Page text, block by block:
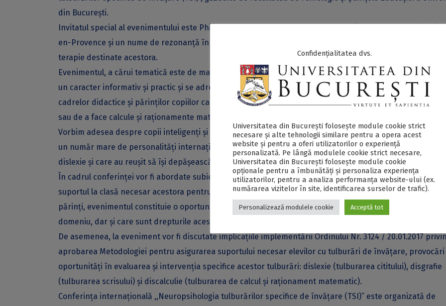
din București.
Invitatul special al evenimentului este Philippe Roux, profesor la Facultatea de Științe Umane a
en-Provence și un nume de rezonanţă în domeniul tulburărilor specifice de învăţare şi al programelor de
terapie destinate acestora.
Evenimentul, a cărui tematică este de mare interes în domeniul neuropsihologiei și al psihologiei
un caracter informativ și practic și se adresează atât specialiștilor (psihologi, psihopedagogi, medici), cât și
cadrelor didactice și părinților copiilor care se confruntă cu dificultatea de a citi (dislexie), de a scrie
sau de a face calcule și raționamente matematice (discalculie), în ciuda absenței unei dizabilități
Vorbim adesea despre copii inteligenți și talentați care sunt afectați de aceste tulburări specifice,
un număr mare de personalități internaționale din diverse domenii de activitate care au fost
dislexie și care au reușit să își depășească limitele.
În cadrul conferinței vor fi abordate subiecte legate de identificarea copiilor cu TSI, terapia și, mai ales,
suportul la clasă necesar acestora pentru a-i ajuta să compenseze dificultățile specifice în învățare.
părinți, evenimentul constituie o oportunitate de a înțelege cum își pot ajuta copiii, care sunt bunele
domeniu, dar și care sunt drepturile acestora, conferite prin lege.
De asemenea, la eveniment vor fi discutate implicațiile implementării Ordinului Nr. 3124 / 20.01.2017
aprobarea Metodologiei pentru asigurarea suportului necesar elevilor cu tulburări de învățare, provocări
oportunități în evaluarea și intervenția specifice acestor tulburări: dislexie (tulburarea cititului), disgrafie
(tulburarea scrisului) și discalculie (tulburarea de calcul și raționament matematic).
Conferința internațională ,,Neuropsihologia tulburărilor specifice de învățare (TSI)” este organizată de
Confidențialitatea dvs.
Universitatea din București folosește module cookie strict
necesare și alte tehnologii similare pentru a opera acest
website și pentru a oferi utilizatorilor o experiență
personalizată. Pe lângă modulele cookie strict necesare,
Universitatea din București folosește module cookie
opționale pentru a îmbunătăți și personaliza experiența
utilizatorilor, pentru a analiza performanța website-ului (ex.
numărarea vizitelor în site, identificarea surselor de trafic).
Personalizează modulele cookie Acceptă tot